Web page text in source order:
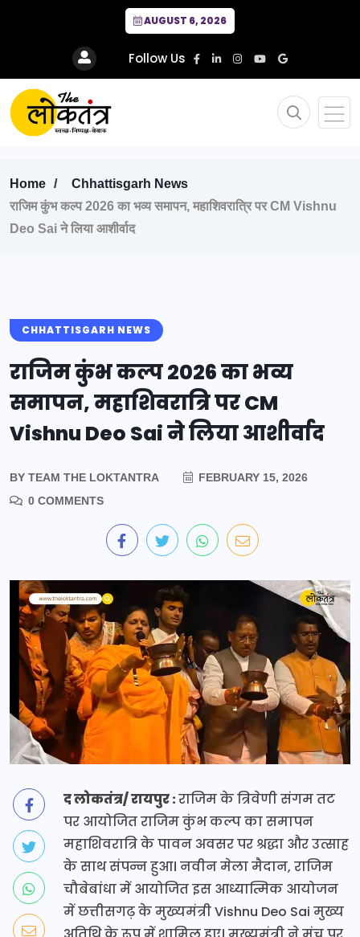
AUGUST 6, 2026
Follow Us
Home
Chhattisgarh News
राजिम कुंभ कल्प 2026 का भव्य समापन, महाशिवरात्रि पर CM Vishnu
Deo Sai ने लिया आशीर्वाद
CHHATTISGARH NEWS
राजिम कुंभ कल्प 2026 का भव्य
समापन, महाशिवरात्रि पर CM
Vishnu Deo Sai ने लिया आशीर्वाद
BY TEAM THE LOKTANTRA
FEBRUARY 15, 2026
0 COMMENTS
द लोकतंत्र/ रायपुर :राजिम के त्रिवेणी संगम तट
पर आयोजित राजिम कुंभ कल्प का समापन
महाशिवरात्रि के पावन अवसर पर श्रद्धा और उत्साह
के साथ संपन्न हुआ। नवीन मेला मैदान, राजिम
चौबेबांधा में आयोजित इस आध्यात्मिक आयोजन
में छत्तीसगढ़ के मुख्यमंत्री Vishnu Deo Sai मुख्य